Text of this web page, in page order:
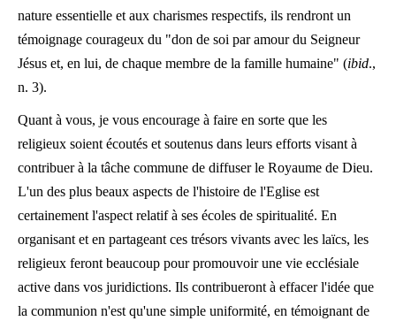
nature essentielle et aux charismes respectifs, ils rendront un
témoignage courageux du "don de soi par amour du Seigneur
Jésus et, en lui, de chaque membre de la famille humaine" (ibid.,
n. 3).
Quant à vous, je vous encourage à faire en sorte que les
religieux soient écoutés et soutenus dans leurs efforts visant à
contribuer à la tâche commune de diffuser le Royaume de Dieu.
L'un des plus beaux aspects de l'histoire de l'Eglise est
certainement l'aspect relatif à ses écoles de spiritualité. En
organisant et en partageant ces trésors vivants avec les laïcs, les
religieux feront beaucoup pour promouvoir une vie ecclésiale
active dans vos juridictions. Ils contribueront à effacer l'idée que
la communion n'est qu'une simple uniformité, en témoignant de